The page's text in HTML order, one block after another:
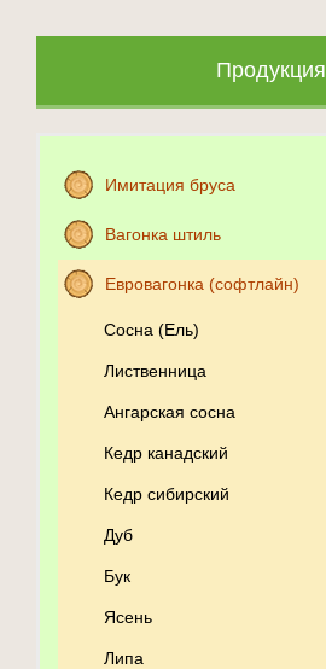
Продукция
Имитация бруса
Вагонка штиль
Евровагонка (софтлайн)
Сосна (Ель)
Лиственница
Ангарская сосна
Кедр канадский
Кедр сибирский
Дуб
Бук
Ясень
Липа